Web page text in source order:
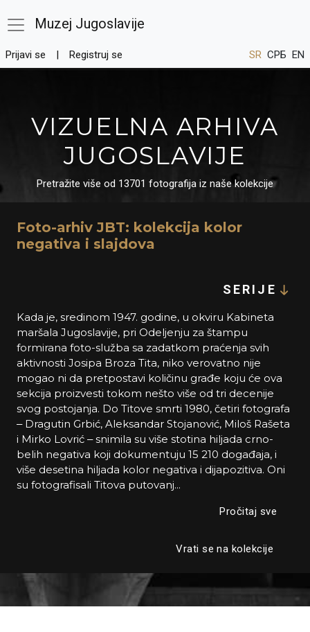
Muzej Jugoslavije
Prijavi se Registruj se SR СРБ EN
VIZUELNA ARHIVA
JUGOSLAVIJE
Pretražite više od 13701 fotografija iz naše kolekcije
Foto-arhiv JBT: kolekcija kolor
negativa i slajdova
SERIJE
Kada je, sredinom 1947. godine, u okviru Kabineta
maršala Jugoslavije, pri Odeljenju za štampu
formirana foto-služba sa zadatkom praćenja svih
aktivnosti Josipa Broza Tita, niko verovatno nije
mogao ni da pretpostavi količinu građe koju će ova
sekcija proizvesti tokom nešto više od tri decenije
svog postojanja. Do Titove smrti 1980, četiri fotografa
‒ Dragutin Grbić, Aleksandar Stojanović, Miloš Rašeta
i Mirko Lovrić ‒ snimila su više stotina hiljada crno-
belih negativa koji dokumentuju 15 210 događaja, i
više desetina hiljada kolor negativa i dijapozitiva. Oni
su fotografisali Titova putovanj...
Pročitaj sve
Vrati se na kolekcije